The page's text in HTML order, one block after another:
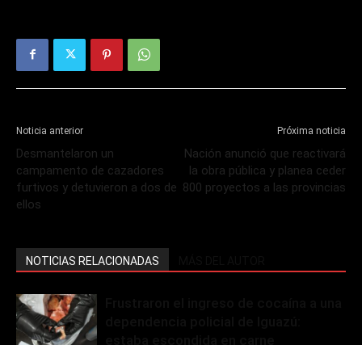
Noticia anterior
Desmantelaron un
campamento de cazadores
furtivos y detuvieron a dos de
ellos
Próxima noticia
Nación anunció que reactivará
la obra pública y planea ceder
800 proyectos a las provincias
NOTICIAS RELACIONADAS